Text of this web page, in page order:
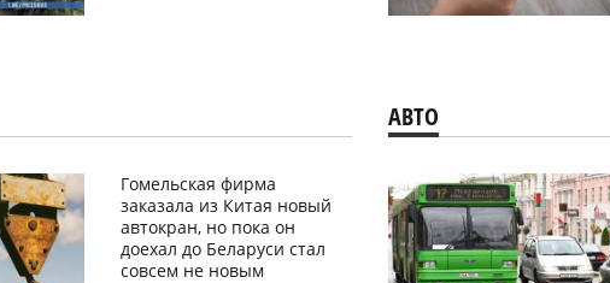
Гомельская фирма
заказала из Китая новый
автокран, но пока он
доехал до Беларуси стал
совсем не новым
АВТО